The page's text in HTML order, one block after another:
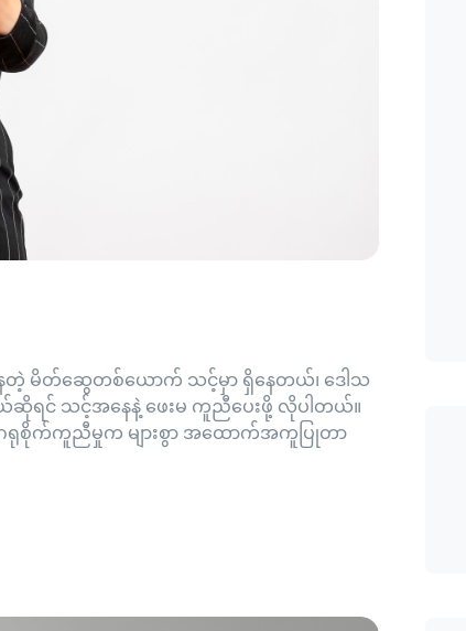
တဲ့ မိတ်ဆွေတစ်ယောက် သင့်မှာ ရှိနေတယ်၊ ဒေါသ
ရင် သင့်အနေနဲ့ ဖေးမ ကူညီပေးဖို့ လိုပါတယ်။
စိုက်ကူညီမှုက များစွာ အထောက်အကူပြုတာ